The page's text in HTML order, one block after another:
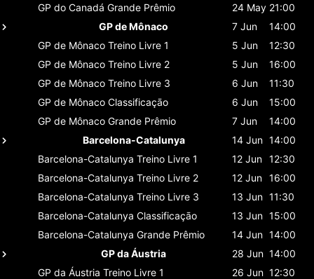
GP do Canadá Grande Prêmio 24 May 21:00
GP de Mônaco
7 Jun
14:00
GP de Mônaco Treino Livre 1 5 Jun
12:30
GP de Mônaco Treino Livre 2 5 Jun
16:00
GP de Mônaco Treino Livre 3 6 Jun
11:30
GP de Mônaco Classificaçāo 6 Jun
15:00
GP de Mônaco Grande Prêmio 7 Jun
14:00
Barcelona-Catalunya
14 Jun 14:00
Barcelona-Catalunya Treino Livre 1 12 Jun 12:30
Barcelona-Catalunya Treino Livre 2 12 Jun 16:00
Barcelona-Catalunya Treino Livre 3 13 Jun 11:30
Barcelona-Catalunya Classificaçāo 13 Jun 15:00
Barcelona-Catalunya Grande Prêmio 14 Jun 14:00
GP da Áustria
28 Jun 14:00
GP da Áustria Treino Livre 1 26 Jun 12:30